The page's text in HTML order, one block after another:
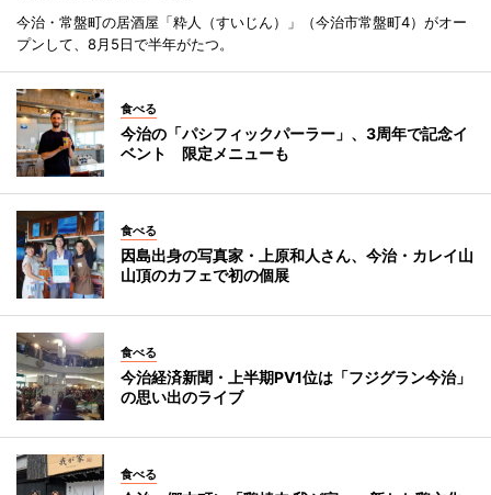
今治・常盤町の居酒屋「粋人（すいじん）」（今治市常盤町4）がオー
プンして、8月5日で半年がたつ。
食べる
今治の「パシフィックパーラー」、3周年で記念イ
ベント 限定メニューも
食べる
因島出身の写真家・上原和人さん、今治・カレイ山
山頂のカフェで初の個展
食べる
今治経済新聞・上半期PV1位は「フジグラン今治」
の思い出のライブ
食べる